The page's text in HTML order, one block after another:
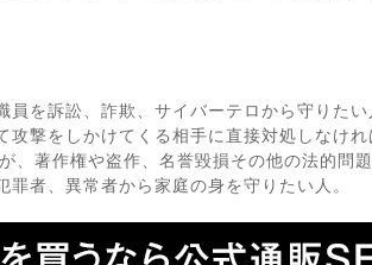
を訴訟、詐欺、サイバーテロから守りたい
撃をしかけてくる相手に直接対処しなけれ
著作権や盗作、名誉毀損その他の法的問題
者、異常者から家庭の身を守りたい人。